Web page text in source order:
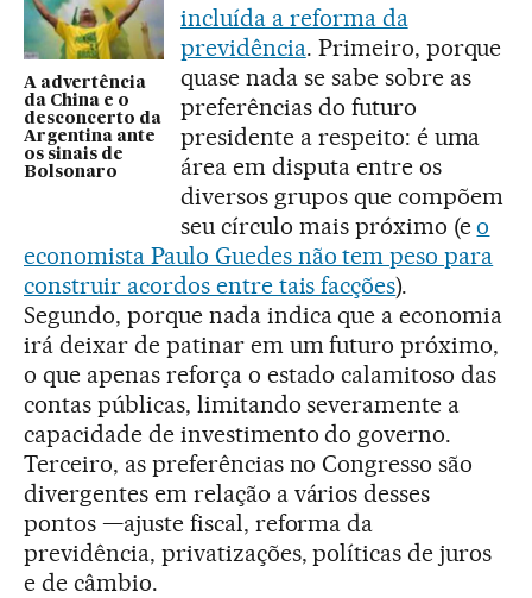
A advertência
da China e o
desconcerto da
Argentina ante
os sinais de
Bolsonaro
incluída a reforma da
previdência. Primeiro, porque
quase nada se sabe sobre as
preferências do futuro
presidente a respeito: é uma
área em disputa entre os
diversos grupos que compõem
seu círculo mais próximo (eo
economista Paulo Guedes não tem peso para
construir acordos entre tais facções).
Segundo, porque nada indica que a economia
irá deixar de patinar em um futuro próximo,
o que apenas reforça o estado calamitoso das
contas públicas, limitando severamente a
capacidade de investimento do governo.
Terceiro, as preferências no Congresso são
divergentes em relação a vários desses
pontos —ajuste fiscal, reforma da
previdência, privatizações, políticas de juros
e de câmbio.